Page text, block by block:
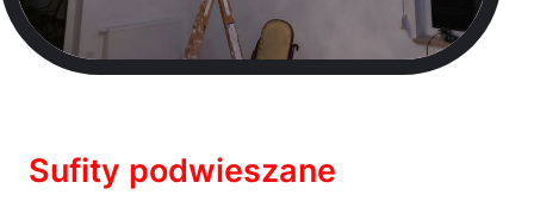
Sufity podwieszane